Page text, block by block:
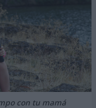
con tu mamá